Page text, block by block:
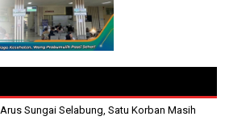
Sungai Selabung, Satu Korban Masih